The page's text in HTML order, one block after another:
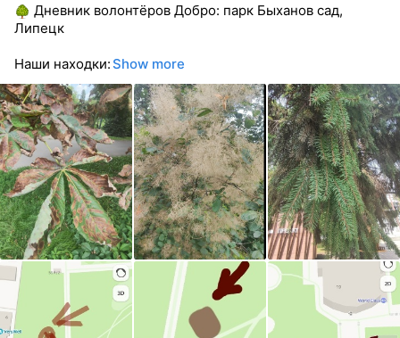
Дневник волонтёров Добро: парк Быханов сад,
Липецк
Наши находки:Show more